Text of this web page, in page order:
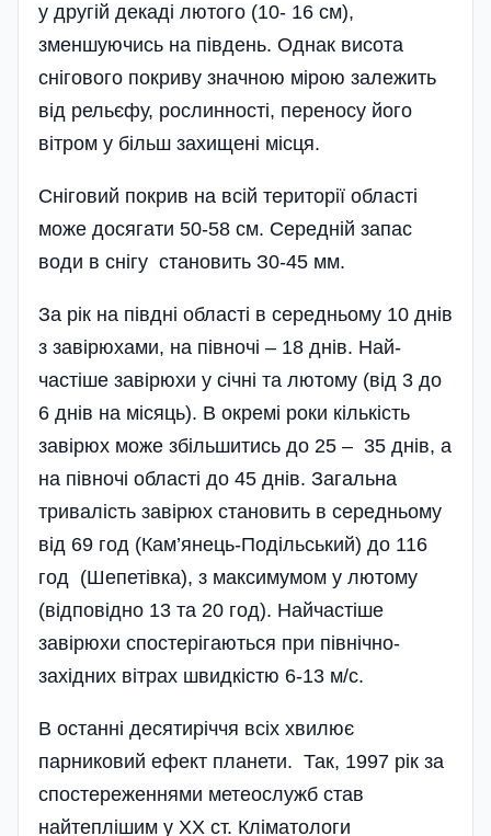
у другій декаді лютого (10- 16 см),
зменшуючись на південь. Однак висота
снігового покриву значною мірою залежить
від рельєфу, рослинності, переносу його
вітром у більш захищені місця.
Сніговий покрив на всій території області
може досягати 50-58 см. Середній запас
води в снігу становить З0-45 мм.
За рік на півдні області в середньому 10 днів
з завірюхами, на півночі – 18 днів. Най­
частіше завірюхи у січні та лютому (від 3 до
6 днів на місяць). В окремі роки кількість
завірюх може збільшитись до 25 – 35 днів, а
на півночі області до 45 днів. Загальна
тривалість завірюх становить в середньому
від 69 год (Кам’янець-Поділь­сь­кий) до 116
год (Шепетівка), з максимумом у лютому
(відповідно 13 та 20 год). Найчастіше
завірю­хи спостерігаються при північно-
західних вітрах швидкістю 6-13 м/с.
В останні десятиріччя всіх хвилює
парниковий ефект планети. Так, 1997 рік за
спостереженнями метеослужб став
найтеплішим у XX ст. Кліматологи